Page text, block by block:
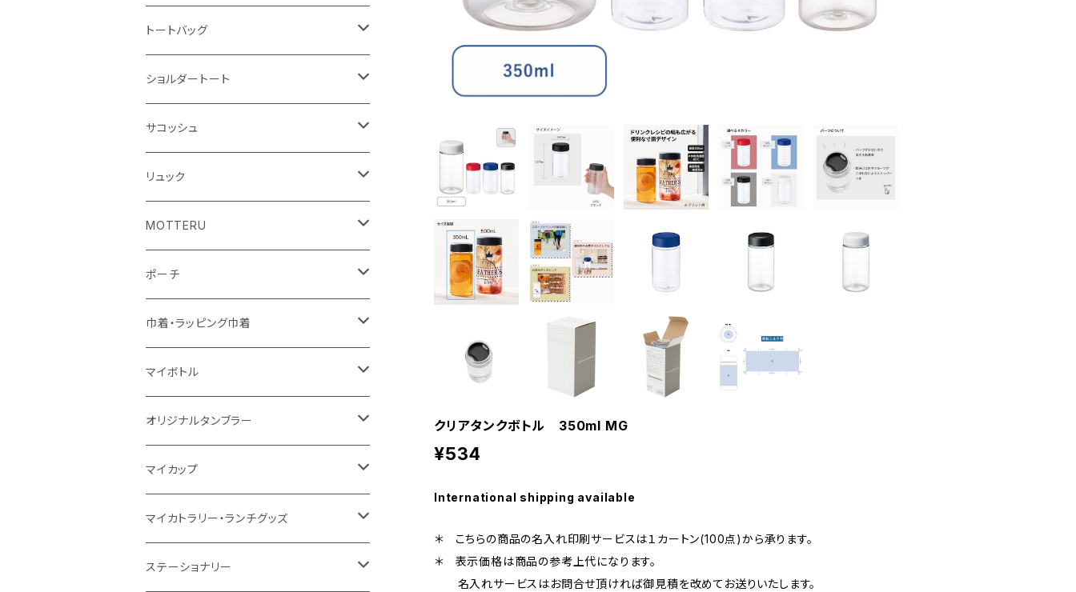
クリアタンクボトル 350ml MG
¥534
International shipping available
＊ こちらの商品の名入れ印刷サービスは１カートン(100点)から承ります。
＊ 表示価格は商品の参考上代になります。
名入れサービスはお問合せ頂ければ御見積を改めてお送りいたします。
ハンカチ
ライティングスタンド
アクリル雑貨
フェアトレードコットン
ジュートコットン
キャンパス
不織布
コットン
キャンパス
デニム
ポリエステル
不織布
トートバッグ
オーガニックコットン
シーチング
10oz
フェアトレードコットン
コットンリネン
ジュートコットン
再生ファブリック
コットン
5oz
シーチング
キャンパス
8oz
10oz
デニム・デニムライク
ポリエステル
再生不織布
不織布
ショルダートート
オーガニックコットン
コットンリネン
再生ファブリック
5oz
10oz
コットン
シーチング
キャンパス
10oz
12oz
デニム
ポリエステル
不織布
保冷
サコッシュ
オーガニックコットン
フェアトレードコットン
ジュートコットン
再生ファブリック
5oz
コットン
5oz
キャンパス
ポリエステル
不織布
リュック
コットン
5oz
デニム
ポリエステル
不織布
スウェット
MOTTERU
お買い物バッグ
ボトル
タンブラー
ランチグッズ
ハンカチ
傘
ポーチ
オーガニックコットン
フェアトレードコットン
再生ファブリック
キャンパス
デニム・デニムライク
ポリエステル
巾着・ラッピング巾着
コットン
オーガニックコットン
再生ファブリック
フェアトレードコットン
デニム・デニムライク
マイボトル
ステンレスサーモ
ステンレス
アルミ
クリアボトル
オリジナルタンブラー
サーモタンブラー
ステンレス2層タンブラー
プラスチック2層タンブラー
マイカップ
サーモ
ステンレス
マイカトラリー・ランチグッズ
カトラリー
ステーショナリー